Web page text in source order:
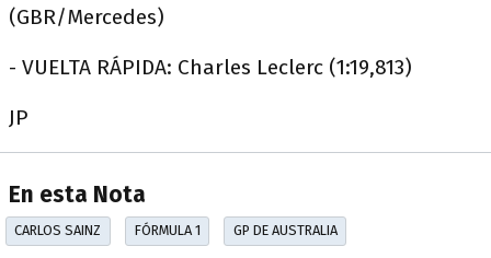
(GBR/Mercedes)
- VUELTA RÁPIDA: Charles Leclerc (1:19,813)
JP
En esta Nota
CARLOS SAINZ FÓRMULA 1 GP DE AUSTRALIA